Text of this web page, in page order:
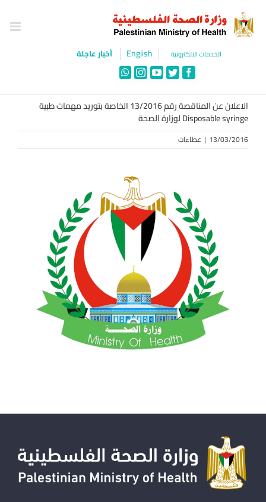
content
الخدمات الالكترونية English أخبار عاجلة
Facebook
Twitter
YouTube
Instagram
WhatsApp
الاعلان عن المناقصة رقم 13/2016 الخاصة بتوريد مهمات طبية
Disposable syringe لوزارة الصحة
13/03/2016
| عطاءات